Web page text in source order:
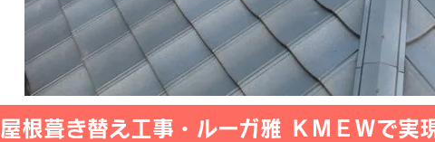
屋根葺き替え工事・ルーガ雅 ＫＭＥＷで実